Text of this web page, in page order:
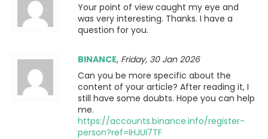
Your point of view caught my eye and
was very interesting. Thanks. I have a
question for you.
BINANCE, Friday, 30 Jan 2026
Can you be more specific about the
content of your article? After reading it, I
still have some doubts. Hope you can help
me.
https://accounts.binance.info/register-
person?ref=IHJUI7TF